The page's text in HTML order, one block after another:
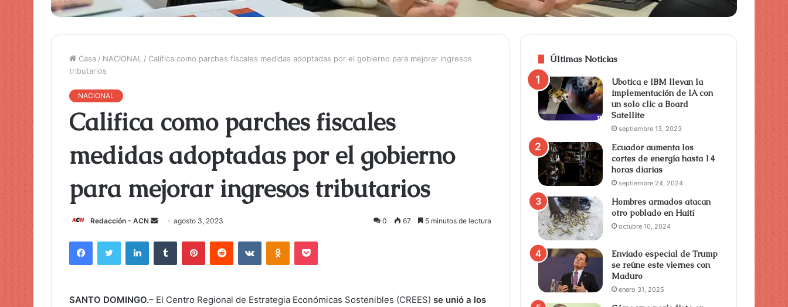
Casa / NACIONAL / Califica como parches fiscales medidas adoptadas por el gobierno para mejorar ingresos
tributarios
NACIONAL
Califica como parches fiscales
medidas adoptadas por el gobierno
para mejorar ingresos tributarios
Redacción - ACN
i
u
agosto 3, 2023 0 67 5 minutos de lectura
SANTO DOMINGO.– El Centro Regional de Estrategia Económicas Sostenibles (CREES) se unió a los
Últimas Noticias
Ubotica e IBM llevan la
implementación de IA con
un solo clic a Board
Satellite
septiembre 13, 2023
Ecuador aumenta los
cortes de energía hasta 14
horas diarias
septiembre 24, 2024
Hombres armados atacan
otro poblado en Haití
octubre 10, 2024
Enviado especial de Trump
se reúne este viernes con
Maduro
enero 31, 2025